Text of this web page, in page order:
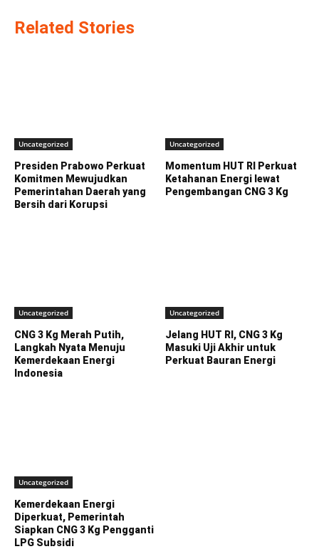
Related Stories
Uncategorized
Presiden Prabowo Perkuat
Komitmen Mewujudkan
Pemerintahan Daerah yang
Bersih dari Korupsi
Uncategorized
Momentum HUT RI Perkuat
Ketahanan Energi lewat
Pengembangan CNG 3 Kg
Uncategorized
CNG 3 Kg Merah Putih,
Langkah Nyata Menuju
Kemerdekaan Energi
Indonesia
Uncategorized
Jelang HUT RI, CNG 3 Kg
Masuki Uji Akhir untuk
Perkuat Bauran Energi
Uncategorized
Kemerdekaan Energi
Diperkuat, Pemerintah
Siapkan CNG 3 Kg Pengganti
LPG Subsidi